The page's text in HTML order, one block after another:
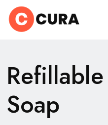
PAGES
ABOUT
DOCTORS
CLINIC SCHEDULE
Soap